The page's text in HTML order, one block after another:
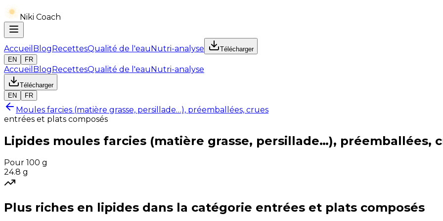
Niki Coach
Accueil BlogRecettesQualité de l'eauNutri-analyse
Télécharger
EN
FR
Accueil BlogRecettesQualité de l'eauNutri-analyse
Télécharger
EN
FR
Moules farcies (matière grasse, persillade…), préemballées, crues
entrées et plats composés
Lipides moules farcies (matière grasse, persillade…), préemballées,
Pour 100 g
24.8 g
Plus riches en lipides dans la catégorie entrées et plats composés